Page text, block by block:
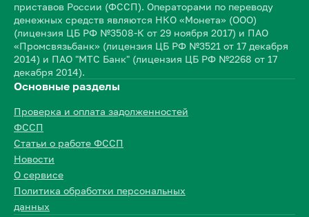
приставов России (ФССП). Операторами по переводу
денежных средств являются НКО «Монета» (ООО)
(лицензия ЦБ РФ №3508-К от 29 ноября 2017) и ПАО
«Промсвязьбанк» (лицензия ЦБ РФ №3521 от 17 декабря
2014) и ПАО "МТС Банк" (лицензия ЦБ РФ №2268 от 17
декабря 2014).
Основные разделы
Проверка и оплата задолженностей
ФССП
Статьи о работе ФССП
Новости
О сервисе
Политика обработки персональных
данных